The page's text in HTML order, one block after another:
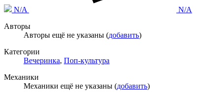
N/A
N/A
Авторы
Авторы ещё не указаны (добавить)
Категории
Вечеринка, Поп-культура
Механики
Механики ещё не указаны (добавить)